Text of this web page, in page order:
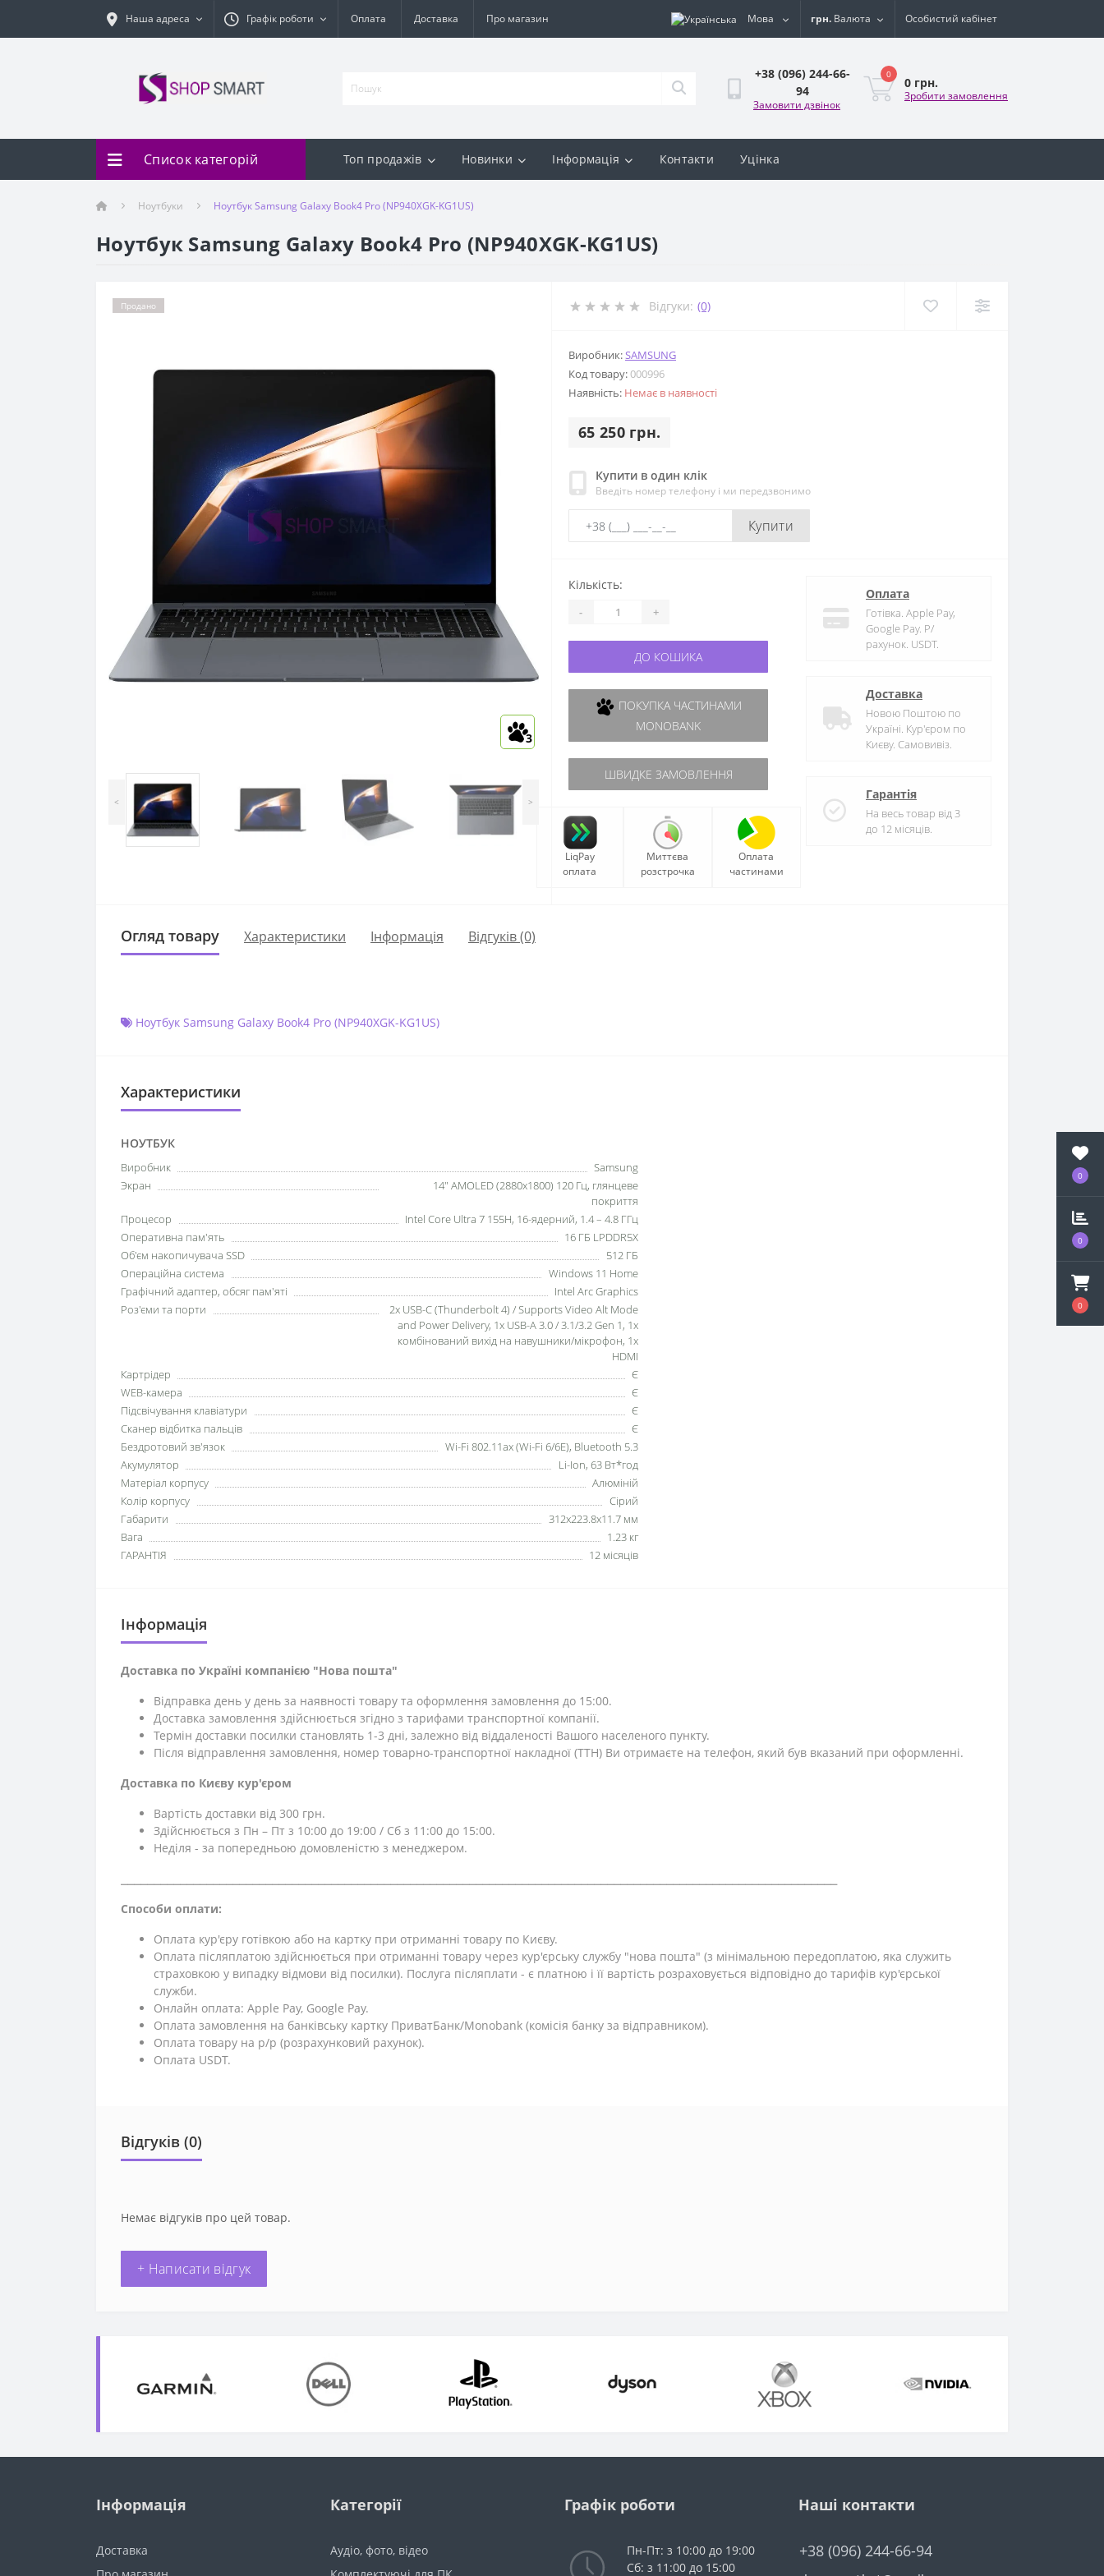
0
0
0
Наша адреса Графік роботи Оплата Доставка Про магазин Мова грн. Валюта Особистий кабінет
+38 (096) 244-66-
94
Замовити дзвінок
0
0 грн.
Зробити замовлення
Список категорій Топ продажів Новинки Інформація Контакти Уцінка
Ноутбуки Ноутбук Samsung Galaxy Book4 Pro (NP940XGK-KG1US)
Ноутбук Samsung Galaxy Book4 Pro (NP940XGK-KG1US)
Продано
3
< >
Відгуки: (0)
Виробник:SAMSUNG
Код товару:000996
Наявність: Немає в наявності
65 250 грн.
Купити в один клік
Введіть номер телефону і ми передзвонимо
Купити
Кількість:
- +
ДО КОШИКА
MONOBANK
ШВИДКЕ ЗАМОВЛЕННЯ
LiqPay
оплата
Миттєва
розстрочка
Оплата
частинами
Оплата
Готівка. Apple Pay,
Google Pay. Р/
рахунок. USDT.
Доставка
Новою Поштою по
Україні. Кур'єром по
Києву. Самовивіз.
Гарантія
На весь товар від 3
до 12 місяців.
Огляд товару Характеристики Iнформація Відгуків (0)
Ноутбук Samsung Galaxy Book4 Pro (NP940XGK-KG1US)
Характеристики
НОУТБУК
Виробник
Samsung
Экран
14" AMOLED (2880х1800) 120 Гц, глянцеве
покриття
Процесор
Intel Core Ultra 7 155H, 16-ядерний, 1.4 – 4.8 ГГц
Оперативна пам'ять
16 ГБ LPDDR5X
Об'єм накопичувача SSD
512 ГБ
Операційна система
Windows 11 Home
Графічний адаптер, обсяг пам'яті
Intel Arc Graphics
Роз'єми та порти
2x USB-C (Thunderbolt 4) / Supports Video Alt Mode
and Power Delivery, 1x USB-A 3.0 / 3.1/3.2 Gen 1, 1х
комбінований вихід на навушники/мікрофон, 1х
HDMI
Картрідер
Є
WEB-камера
Є
Підсвічування клавіатури
Є
Сканер відбитка пальців
Є
Бездротовий зв'язок
Wi-Fi 802.11ax (Wi-Fi 6/6E), Bluetooth 5.3
Акумулятор
Li-Ion, 63 Вт*год
Матеріал корпусу
Алюміній
Колір корпусу
Cірий
Габарити
312x223.8x11.7 мм
Вага
1.23 кг
ГАРАНТІЯ
12 місяців
Iнформація
Доставка по Україні компанією "Нова пошта"
Відправка день у день за наявності товару та оформлення замовлення до 15:00.
Доставка замовлення здійснюється згідно з тарифами транспортної компанії.
Термін доставки посилки становлять 1-3 дні, залежно від віддаленості Вашого населеного пункту.
Після відправлення замовлення, номер товарно-транспортної накладної (ТТН) Ви отримаєте на телефон, який був вказаний при оформленні.
Доставка по Києву кур'єром
Вартість доставки від 300 грн.
Здійснюється з Пн – Пт з 10:00 до 19:00 / Сб з 11:00 до 15:00.
Неділя - за попередньою домовленістю з менеджером.
Способи оплати:
Оплата кур'єру готівкою або на картку при отриманні товару по Києву.
Оплата післяплатою здійснюється при отриманні товару через кур'єрську службу "нова пошта" (з мінімальною передоплатою, яка служить
страховкою у випадку відмови від посилки). Послуга післяплати - є платною і її вартість розраховується відповідно до тарифів кур'єрської
служби.
Онлайн оплата: Apple Pay, Google Pay.
Оплата замовлення на банківську картку ПриватБанк/Monobank (комісія банку за відправником).
Оплата товару на р/р (розрахунковий рахунок).
Оплата USDT.
Відгуків (0)
Немає відгуків про цей товар.
+ Написати відгук
Інформація
Доставка
Категорії
Аудіо, фото, відео
Графік роботи
Пн-Пт: з 10:00 до 19:00
Сб: з 11:00 до 15:00
Наші контакти
+38 (096) 244-66-94